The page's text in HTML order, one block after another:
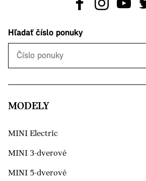
Hľadať číslo ponuky
MODELY
MINI Electric
MINI 3-dverové
MINI 5-dverové